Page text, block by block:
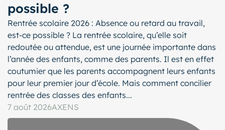
possible ?
Rentrée scolaire 2026 : Absence ou retard au travail,
est-ce possible ? La rentrée scolaire, qu’elle soit
redoutée ou attendue, est une journée importante dans
l’année des enfants, comme des parents. Il est en effet
coutumier que les parents accompagnent leurs enfants
pour leur premier jour d’école. Mais comment concilier
rentrée des classes des enfants...
7 août 2026AXENS